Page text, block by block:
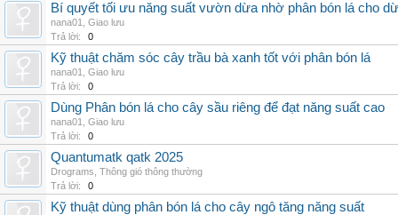
Bí quyết tối ưu năng suất vườn dừa nhờ phân bón lá cho
nana01
Giao lưu
Trả lời:
0
Kỹ thuật chăm sóc cây trầu bà xanh tốt với phân bón lá
nana01
Giao lưu
Trả lời:
0
Dùng Phân bón lá cho cây sầu riêng để đạt năng suất cao
nana01
Giao lưu
Trả lời:
0
Quantumatk qatk 2025
Drograms Thông gió thông thường
Trả lời:
0
Kỹ thuật dùng phân bón lá cho cây ngô tăng năng suất